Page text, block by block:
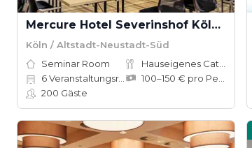
Mercure Hotel Severinshof Köln City
Köln / Altstadt-Neustadt-Süd
Seminar Room
6Veranstaltungsräume
200 Gäste